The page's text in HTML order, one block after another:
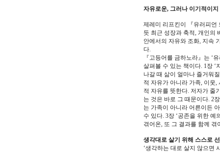
자유로운, 그러나 이기적이
제레미 리프킨이 『유러피언
듯 최근 성장과 축적, 개인의
안에서의 자유와 조화, 지속
다.
『고등어를 금하노라』는 ‘
살펴볼 수 있는 책이다. 1장
나갈 때 삶이 얼마나 즐거워
적 자유가 아니라 가족, 이웃
적 자유를 뜻한다. 저자가 줄
는 것은 바로 그 때문이다. 2
는 가족이 아니라 어른이든
수 있다. 3장 ‘공존을 위한
겪어온, 또 그 결과를 함께
생각대로 살기 위해 스스로
‘생각하는 대로 살지 않으면